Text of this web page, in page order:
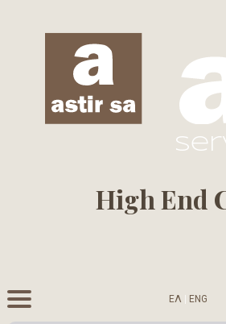
High End
ΕΛ | ENG